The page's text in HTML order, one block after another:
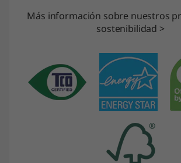
Más información sobre nuestros
sostenibilidad >